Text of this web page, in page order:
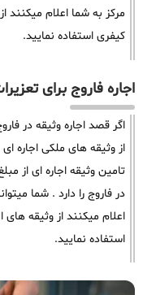
مرکز به شما اعلام میکنند
کیفری استفاده نمایید.
اجاره فاروج برای
اگر قصد اجاره وثیقه در
از وثیقه های ملکی اجاره
در فاروج را دارد . شما
اعلام میکنند از وثیقه
استفاده نمایید.